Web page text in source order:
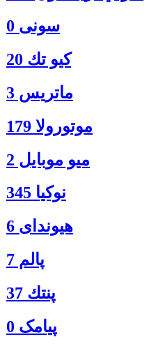
سونی 0
كيو تك 20
ماتريس 3
موتورولا 179
ميو موبايل 2
نوكيا 345
هیوندای 6
پالم 7
پنتك 37
پیامک 0